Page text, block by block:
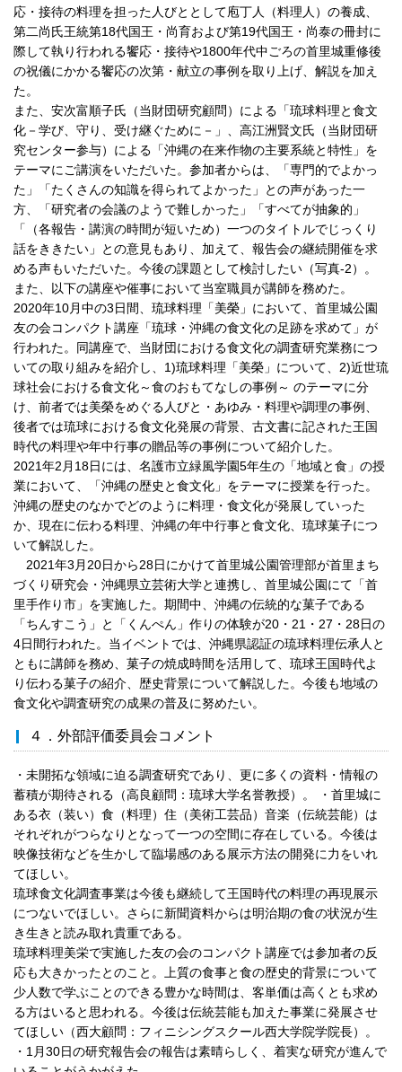
応・接待の料理を担った人びととして庖丁人（料理人）の養成、
第二尚氏王統第18代国王・尚育および第19代国王・尚泰の冊封に
際して執り行われる饗応・接待や1800年代中ごろの首里城重修後
の祝儀にかかる饗応の次第・献立の事例を取り上げ、解説を加え
た。
また、安次富順子氏（当財団研究顧問）による「琉球料理と食文
化－学び、守り、受け継ぐために－」、高江洲賢文氏（当財団研
究センター参与）による「沖縄の在来作物の主要系統と特性」を
テーマにご講演をいただいた。参加者からは、「専門的でよかっ
た」「たくさんの知識を得られてよかった」との声があった一
方、「研究者の会議のようで難しかった」「すべてが抽象的」
「（各報告・講演の時間が短いため）一つのタイトルでじっくり
話をききたい」との意見もあり、加えて、報告会の継続開催を求
める声もいただいた。今後の課題として検討したい（写真-2）。
また、以下の講座や催事において当室職員が講師を務めた。
2020年10月中の3日間、琉球料理「美榮」において、首里城公園
友の会コンパクト講座「琉球・沖縄の食文化の足跡を求めて」が
行われた。同講座で、当財団における食文化の調査研究業務につ
いての取り組みを紹介し、1)琉球料理「美榮」について、2)近世琉
球社会における食文化～食のおもてなしの事例～ のテーマに分
け、前者では美榮をめぐる人びと・あゆみ・料理や調理の事例、
後者では琉球における食文化発展の背景、古文書に記された王国
時代の料理や年中行事の贈品等の事例について紹介した。
2021年2月18日には、名護市立緑風学園5年生の「地域と食」の授
業において、「沖縄の歴史と食文化」をテーマに授業を行った。
沖縄の歴史のなかでどのように料理・食文化が発展していった
か、現在に伝わる料理、沖縄の年中行事と食文化、琉球菓子につ
いて解説した。
2021年3月20日から28日にかけて首里城公園管理部が首里まち
づくり研究会・沖縄県立芸術大学と連携し、首里城公園にて「首
里手作り市」を実施した。期間中、沖縄の伝統的な菓子である
「ちんすこう」と「くんぺん」作りの体験が20・21・27・28日の
4日間行われた。当イベントでは、沖縄県認証の琉球料理伝承人と
ともに講師を務め、菓子の焼成時間を活用して、琉球王国時代よ
り伝わる菓子の紹介、歴史背景について解説した。今後も地域の
食文化や調査研究の成果の普及に努めたい。
４．外部評価委員会コメント
・未開拓な領域に迫る調査研究であり、更に多くの資料・情報の
蓄積が期待される（高良顧問：琉球大学名誉教授）。 ・首里城に
ある衣（装い）食（料理）住（美術工芸品）音楽（伝統芸能）は
それぞれがつらなりとなって一つの空間に存在している。今後は
映像技術などを生かして臨場感のある展示方法の開発に力をいれ
てほしい。
琉球食文化調査事業は今後も継続して王国時代の料理の再現展示
につないでほしい。さらに新聞資料からは明治期の食の状況が生
き生きと読み取れ貴重である。
琉球料理美栄で実施した友の会のコンパクト講座では参加者の反
応も大きかったとのこと。上質の食事と食の歴史的背景について
少人数で学ぶことのできる豊かな時間は、客単価は高くとも求め
る方はいると思われる。今後は伝統芸能も加えた事業に発展させ
てほしい（西大顧問：フィニシングスクール西大学院学院長）。
・1月30日の研究報告会の報告は素晴らしく、着実な研究が進んで